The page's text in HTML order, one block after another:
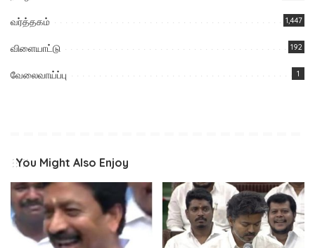
வர்த்தகம் 1,447
விளையாட்டு 192
வேலைவாய்ப்பு 1
You Might Also Enjoy